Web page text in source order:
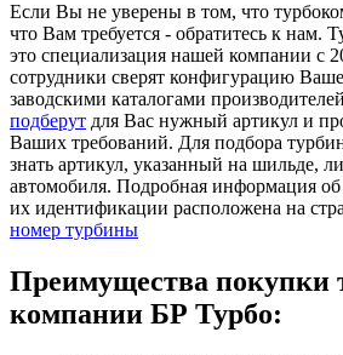
Если Вы не уверены в том, что
что Вам требуется - обратитесь к нам.
это специализация нашей компании с
сотрудники сверят конфигурацию
заводскими каталогами
подберут для Вас нужный артикул и
Ваших требований. Для подбора
знать артикул, указанный на шильде,
автомобиля. Подробная информация об
их идентификации расположена на
номер турбины
Преимущества покупки
компании БР Турбо: